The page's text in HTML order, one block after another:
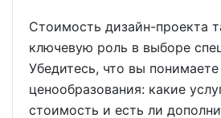
Стоимость дизайн-проекта
ключевую роль в выборе
Убедитесь, что вы
ценообразования: какие
стоимость и есть ли